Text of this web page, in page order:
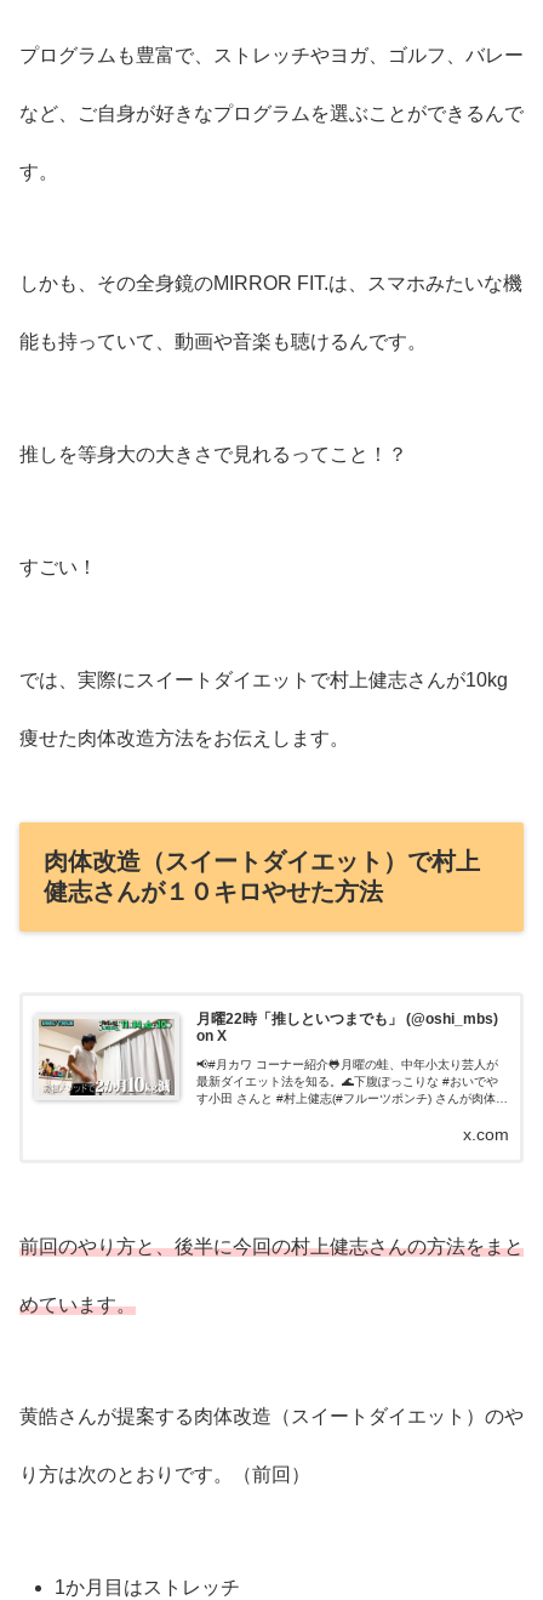
プログラムも豊富で、ストレッチやヨガ、ゴルフ、バレー
など、ご自身が好きなプログラムを選ぶことができるんで
す。
しかも、その全身鏡のMIRROR FIT.は、スマホみたいな機
能も持っていて、動画や音楽も聴けるんです。
推しを等身大の大きさで見れるってこと！？
すごい！
では、実際にスイートダイエットで村上健志さんが10kg
痩せた肉体改造方法をお伝えします。
肉体改造（スイートダイエット）で村上
健志さんが１０キロやせた方法
月曜22時「推しといつまでも」 (@oshi_mbs)
on X
📢#月カワ コーナー紹介🐸月曜の蛙、中年小太り芸人が
最新ダイエット法を知る。🌊下腹ぽっこりな #おいでや
す小田 さんと #村上健志(#フルーツポンチ) さんが肉体改
x.com
前回のやり方と、後半に今回の村上健志さんの方法をまと
めています。
黄皓さんが提案する肉体改造（スイートダイエット）のや
り方は次のとおりです。（前回）
1か月目はストレッチ